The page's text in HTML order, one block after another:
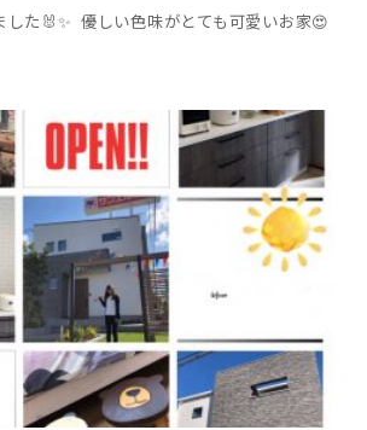
した🐰✨ 優しい色味がとても可愛いお家😍